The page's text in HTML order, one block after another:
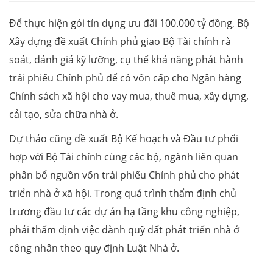
Để thực hiện gói tín dụng ưu đãi 100.000 tỷ đồng, Bộ
Xây dựng đề xuất Chính phủ giao Bộ Tài chính rà
soát, đánh giá kỹ lưỡng, cụ thể khả năng phát hành
trái phiếu Chính phủ để có vốn cấp cho Ngân hàng
Chính sách xã hội cho vay mua, thuê mua, xây dựng,
cải tạo, sửa chữa nhà ở.
Dự thảo cũng đề xuất Bộ Kế hoạch và Đầu tư phối
hợp với Bộ Tài chính cùng các bộ, ngành liên quan
phân bổ nguồn vốn trái phiếu Chính phủ cho phát
triển nhà ở xã hội. Trong quá trình thẩm định chủ
trương đầu tư các dự án hạ tầng khu công nghiệp,
phải thẩm định việc dành quỹ đất phát triển nhà ở
công nhân theo quy định Luật Nhà ở.